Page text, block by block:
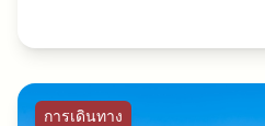
การเดินทาง